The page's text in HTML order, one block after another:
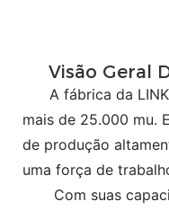
Visão Geral
A fábrica da
mais de 25.000 mu.
de produção
uma força de
Com suas